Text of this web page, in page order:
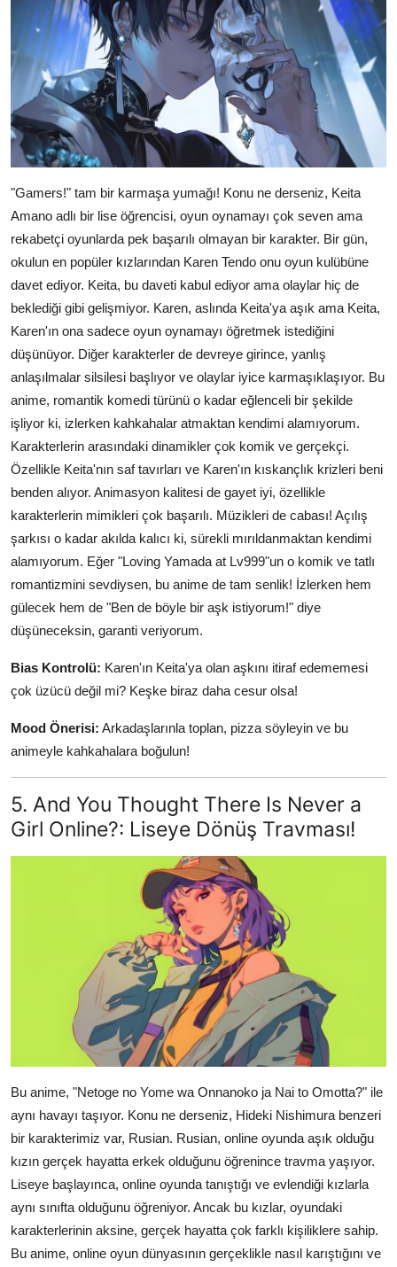
"Gamers!" tam bir karmaşa yumağı! Konu ne derseniz, Keita
Amano adlı bir lise öğrencisi, oyun oynamayı çok seven ama
rekabetçi oyunlarda pek başarılı olmayan bir karakter. Bir gün,
okulun en popüler kızlarından Karen Tendo onu oyun kulübüne
davet ediyor. Keita, bu daveti kabul ediyor ama olaylar hiç de
beklediği gibi gelişmiyor. Karen, aslında Keita'ya aşık ama Keita,
Karen'ın ona sadece oyun oynamayı öğretmek istediğini
düşünüyor. Diğer karakterler de devreye girince, yanlış
anlaşılmalar silsilesi başlıyor ve olaylar iyice karmaşıklaşıyor. Bu
anime, romantik komedi türünü o kadar eğlenceli bir şekilde
işliyor ki, izlerken kahkahalar atmaktan kendimi alamıyorum.
Karakterlerin arasındaki dinamikler çok komik ve gerçekçi.
Özellikle Keita'nın saf tavırları ve Karen'ın kıskançlık krizleri beni
benden alıyor. Animasyon kalitesi de gayet iyi, özellikle
karakterlerin mimikleri çok başarılı. Müzikleri de cabası! Açılış
şarkısı o kadar akılda kalıcı ki, sürekli mırıldanmaktan kendimi
alamıyorum. Eğer "Loving Yamada at Lv999"un o komik ve tatlı
romantizmini sevdiysen, bu anime de tam senlik! İzlerken hem
gülecek hem de "Ben de böyle bir aşk istiyorum!" diye
düşüneceksin, garanti veriyorum.
Bias Kontrolü: Karen'ın Keita'ya olan aşkını itiraf edememesi
çok üzücü değil mi? Keşke biraz daha cesur olsa!
Mood Önerisi: Arkadaşlarınla toplan, pizza söyleyin ve bu
animeyle kahkahalara boğulun!
5. And You Thought There Is Never a
Girl Online?: Liseye Dönüş Travması!
Bu anime, "Netoge no Yome wa Onnanoko ja Nai to Omotta?" ile
aynı havayı taşıyor. Konu ne derseniz, Hideki Nishimura benzeri
bir karakterimiz var, Rusian. Rusian, online oyunda aşık olduğu
kızın gerçek hayatta erkek olduğunu öğrenince travma yaşıyor.
Liseye başlayınca, online oyunda tanıştığı ve evlendiği kızlarla
aynı sınıfta olduğunu öğreniyor. Ancak bu kızlar, oyundaki
karakterlerinin aksine, gerçek hayatta çok farklı kişiliklere sahip.
Bu anime, online oyun dünyasının gerçeklikle nasıl karıştığını ve